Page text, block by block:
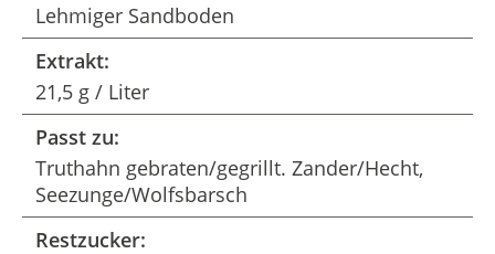
Lehmiger Sandboden
Extrakt:
21,5 g / Liter
Passt zu:
Truthahn gebraten/gegrillt. Zander/Hecht,
Seezunge/Wolfsbarsch
Restzucker: